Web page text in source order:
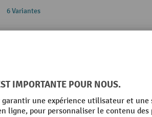
6 Variantes
Étagère coulissante pour charges
Capacité de charge : 600 kg par tiroir
Nombre de tiroirs : de 3 à 5 selon le
Profondeur d’extraction : jusqu’à